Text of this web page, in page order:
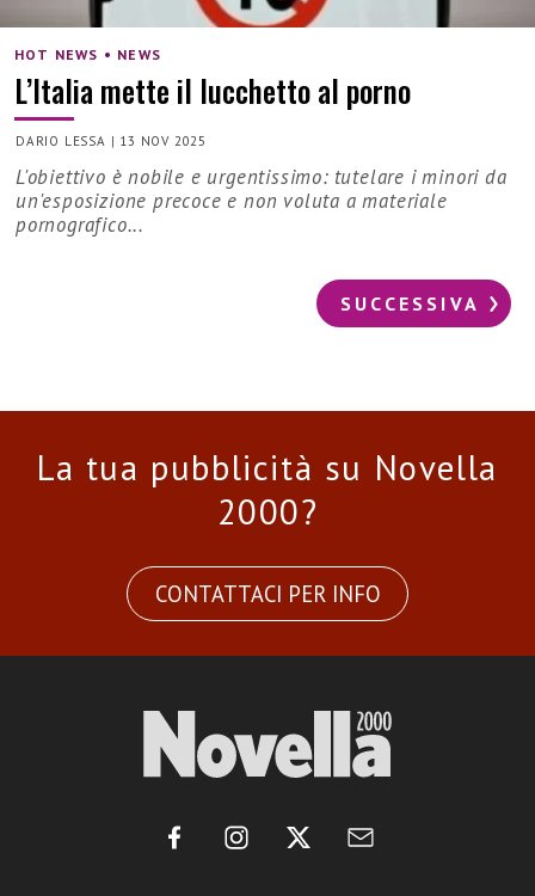
HOT NEWS • NEWS
L’Italia mette il lucchetto al porno
DARIO LESSA | 13 NOV 2025
L'obiettivo è nobile e urgentissimo: tutelare i minori da
un'esposizione precoce e non voluta a materiale
pornografico...
SUCCESSIVA
La tua pubblicità su Novella
2000?
CONTATTACI PER INFO